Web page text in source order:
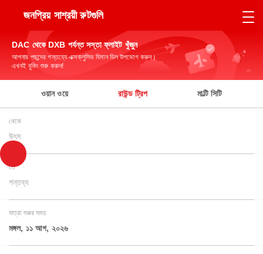
জনপ্রিয় সাশ্রয়ী রুটগুলি
DAC থেকে DXB পর্যন্ত সস্তা ফ্লাইট খুঁজুন
আপনার পছন্দের গন্তব্যে এক্সক্লুসিভ বিমান ডিল উপভোগ করুন।
এখনই বুকিং শুরু করুন!
ওয়ান ওয়ে রাউন্ড ট্রিপ মাল্টি সিটি
থেকে
উৎস
তে
গন্তব্য
যাত্রা শুরুর সময়
মঙ্গল, ১১ আগ, ২০২৬